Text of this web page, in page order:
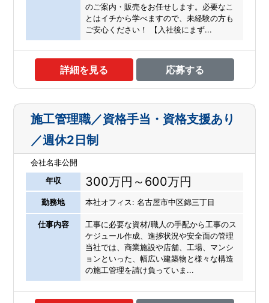
のご案内・販売をお任せします。必要なこ
とはイチから学べますので、未経験の方も
ご安心ください！ 【入社後にまず...
詳細を見る 応募する
施工管理職／資格手当・資格支援あり
／週休2日制
会社名非公開
年収
300万円～600万円
勤務地 本社オフィス: 名古屋市中区錦三丁目
仕事内容
工事に必要な資材/職人の手配から工事のス
ケジュール作成、進捗状況や安全面の管理
当社では、商業施設や店舗、工場、マンシ
ョンといった、幅広い建築物と様々な構造
の施工管理を請け負っていま...